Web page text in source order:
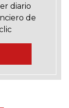
diario
de